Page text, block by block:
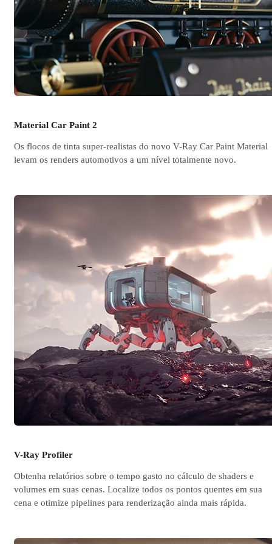
Material Car Paint 2
Os flocos de tinta super-realistas do novo V-Ray Car Paint Material
levam os renders automotivos a um nível totalmente novo.
V-Ray Profiler
Obtenha relatórios sobre o tempo gasto no cálculo de shaders e
volumes em suas cenas. Localize todos os pontos quentes em sua
cena e otimize pipelines para renderização ainda mais rápida.